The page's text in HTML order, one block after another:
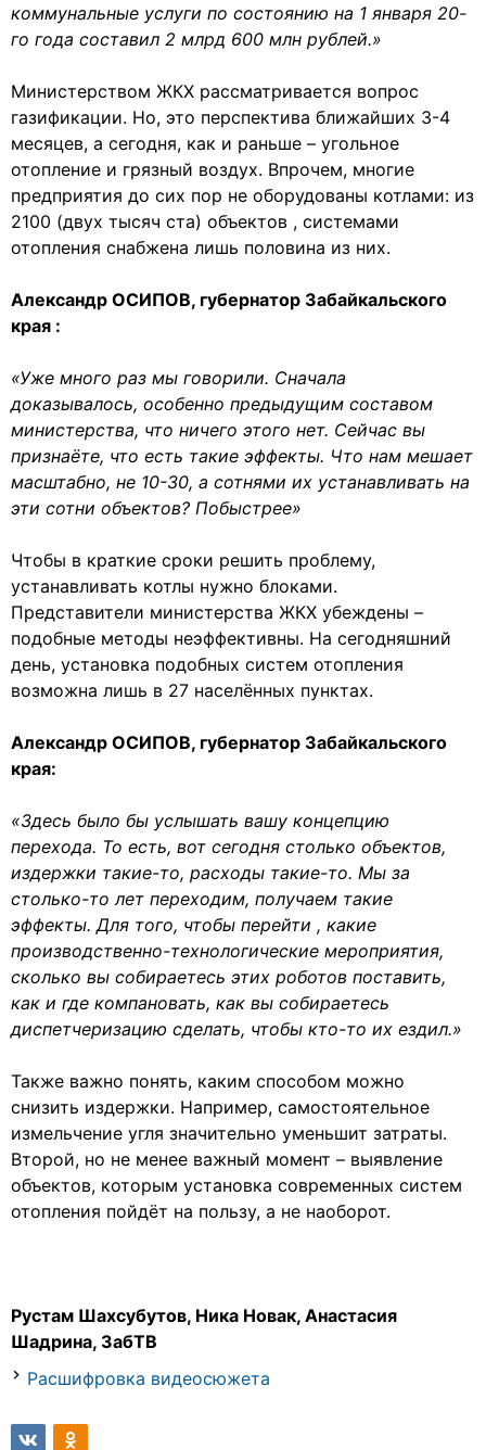
коммунальные услуги по состоянию на 1 января 20-
го года составил 2 млрд 600 млн рублей.»
Министерством ЖКХ рассматривается вопрос
газификации. Но, это перспектива ближайших 3-4
месяцев, а сегодня, как и раньше – угольное
отопление и грязный воздух. Впрочем, многие
предприятия до сих пор не оборудованы котлами: из
2100 (двух тысяч ста) объектов , системами
отопления снабжена лишь половина из них.
Александр ОСИПОВ, губернатор Забайкальского
края :
«Уже много раз мы говорили. Сначала
доказывалось, особенно предыдущим составом
министерства, что ничего этого нет. Сейчас вы
признаёте, что есть такие эффекты. Что нам мешает
масштабно, не 10-30, а сотнями их устанавливать на
эти сотни объектов? Побыстрее»
Чтобы в краткие сроки решить проблему,
устанавливать котлы нужно блоками.
Представители министерства ЖКХ убеждены –
подобные методы неэффективны. На сегодняшний
день, установка подобных систем отопления
возможна лишь в 27 населённых пунктах.
Александр ОСИПОВ, губернатор Забайкальского
края:
«Здесь было бы услышать вашу концепцию
перехода. То есть, вот сегодня столько объектов,
издержки такие-то, расходы такие-то. Мы за
столько-то лет переходим, получаем такие
эффекты. Для того, чтобы перейти , какие
производственно-технологические мероприятия,
сколько вы собираетесь этих роботов поставить,
как и где компановать, как вы собираетесь
диспетчеризацию сделать, чтобы кто-то их ездил.»
Также важно понять, каким способом можно
снизить издержки. Например, самостоятельное
измельчение угля значительно уменьшит затраты.
Второй, но не менее важный момент – выявление
объектов, которым установка современных систем
отопления пойдёт на пользу, а не наоборот.
Рустам Шахсубутов, Ника Новак, Анастасия
Шадрина, ЗабТВ
Расшифровка видеосюжета